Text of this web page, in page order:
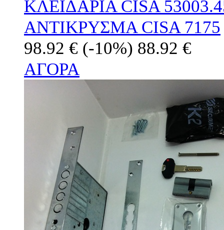
ΚΛΕΙΔΑΡΙΑ CISA
ΑΝΤΙΚΡΥΣΜΑ CISA 7175
98.92 € (-10%) 88.92 €
ΑΓΟΡΑ